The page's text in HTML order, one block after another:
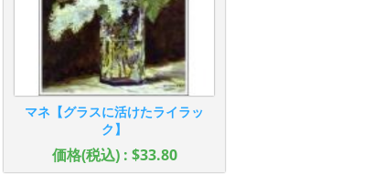
マネ【グラスに活けたライラッ
ク】
価格(税込) : $33.80